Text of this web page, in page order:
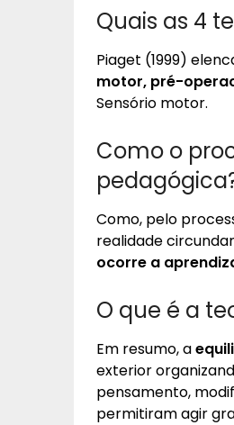
Quais as 4
Piaget (1999)
motor, pré-
Sensório motor.
Como o
Como, pelo
realidade
ocorre a
O que é a
Em resumo, a
exterior
pensamento,
permitiram agir